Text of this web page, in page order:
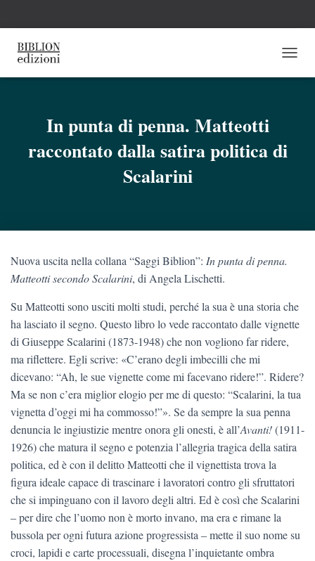
A
In punta di penna. Matteotti
raccontato dalla satira politica di
Scalarini
Nuova uscita nella collana “Saggi Biblion”: In punta di penna.
Matteotti secondo Scalarini, di Angela Lischetti.
Su Matteotti sono usciti molti studi, perché la sua è una storia che
ha lasciato il segno. Questo libro lo vede raccontato dalle vignette
di Giuseppe Scalarini (1873-1948) che non vogliono far ridere,
ma riflettere. Egli scrive: «C’erano degli imbecilli che mi
dicevano: “Ah, le sue vignette come mi facevano ridere!”. Ridere?
Ma se non c’era miglior elogio per me di questo: “Scalarini, la tua
vignetta d’oggi mi ha commosso!”». Se da sempre la sua penna
denuncia le ingiustizie mentre onora gli onesti, è all’Avanti!(1911-
1926) che matura il segno e potenzia l’allegria tragica della satira
politica, ed è con il delitto Matteotti che il vignettista trova la
figura ideale capace di trascinare i lavoratori contro gli sfruttatori
che si impinguano con il lavoro degli altri. Ed è così che Scalarini
‒ per dire che l’uomo non è morto invano, ma era e rimane la
bussola per ogni futura azione progressista ‒ mette il suo nome su
croci, lapidi e carte processuali, disegna l’inquietante ombra